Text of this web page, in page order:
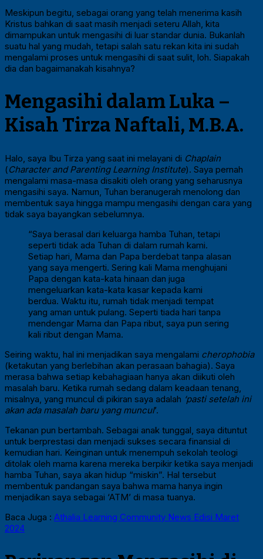
Meskipun begitu, sebagai orang yang telah menerima kasih
Kristus bahkan di saat masih menjadi seteru Allah, kita
dimampukan untuk mengasihi di luar standar dunia. Bukanlah
suatu hal yang mudah, tetapi salah satu rekan kita ini sudah
mengalami proses untuk mengasihi di saat sulit, loh. Siapakah
dia dan bagaimanakah kisahnya?
Mengasihi dalam Luka –
Kisah Tirza Naftali, M.B.A.
Halo, saya Ibu Tirza yang saat ini melayani di Chaplain
(Character and Parenting Learning Institute). Saya pernah
mengalami masa-masa disakiti oleh orang yang seharusnya
mengasihi saya. Namun, Tuhan beranugerah menolong dan
membentuk saya hingga mampu mengasihi dengan cara yang
tidak saya bayangkan sebelumnya.
“Saya berasal dari keluarga hamba Tuhan, tetapi
seperti tidak ada Tuhan di dalam rumah kami.
Setiap hari, Mama dan Papa berdebat tanpa alasan
yang saya mengerti. Sering kali Mama menghujani
Papa dengan kata-kata hinaan dan juga
mengeluarkan kata-kata kasar kepada kami
berdua. Waktu itu, rumah tidak menjadi tempat
yang aman untuk pulang. Seperti tiada hari tanpa
mendengar Mama dan Papa ribut, saya pun sering
kali ribut dengan Mama.
Seiring waktu, hal ini menjadikan saya mengalami cherophobia
(ketakutan yang berlebihan akan perasaan bahagia). Saya
merasa bahwa setiap kebahagiaan hanya akan diikuti oleh
masalah baru. Ketika rumah sedang dalam keadaan tenang,
misalnya, yang muncul di pikiran saya adalah ‘pasti setelah ini
akan ada masalah baru yang muncul’.
Tekanan pun bertambah. Sebagai anak tunggal, saya dituntut
untuk berprestasi dan menjadi sukses secara finansial di
kemudian hari. Keinginan untuk menempuh sekolah teologi
ditolak oleh mama karena mereka berpikir ketika saya menjadi
hamba Tuhan, saya akan hidup “miskin”. Hal tersebut
membentuk pandangan saya bahwa mama hanya ingin
menjadikan saya sebagai ‘ATM’ di masa tuanya.
Baca Juga : Athalia Learning Community News Edisi Maret
2024